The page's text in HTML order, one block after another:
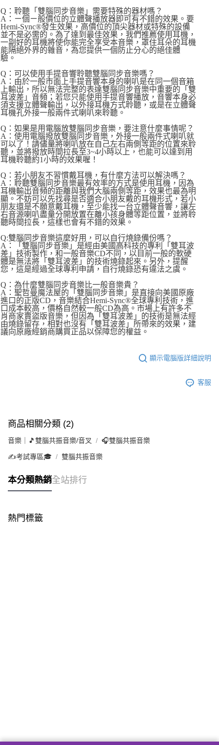
Q：聆聽「雙腦同步音樂」需要特殊的器材嗎？
A：ㄧ個ㄧ般價位的立體聲播放器即可有不錯的效果。要
Hemi-Sync®發生效果，高價位的頂尖器材或特殊的設備
並不是必需的。為了達到最佳效果，我們推薦使用耳機，
一副好的耳機將使你能完全享受本音樂，罩住耳朵的耳機
能隔絕外界的雜音，為您提供一個防止分心的絕佳體
驗。
Q：可以使用手提音響聆聽雙腦同步音樂嗎？
A：由於一般市面上手提音響本身的喇叭是在同一個音箱
上輸出，所以無法完整的表達雙腦同步音樂中重要的「雙
耳波差」音頻；若您只能使用手提音響播放，音響本身必
須支援立體聲輸出，以外接耳機方式聆聽，或是在立體聲
耳機孔外接一般兩件式喇叭來聆聽。
Q：如果是用電腦放雙腦同步音樂，要注意什麼事情呢？
A：使用電腦撥放雙腦同步音樂，外接一般兩件式喇叭就
可以了！請儘量將喇叭放在自己左右兩側等距的位置來聆
聽，並將撥放時間拉長至3~4小時以上，也能可以達到用
耳機聆聽約1小時的效果喔！
Q：若小朋友不習慣戴耳機，有什麼方法可以解決嗎？
A：聆聽雙腦同步音樂最有效率的方式是使用耳機，因為
耳機輸出音頻的距離與我們大腦兩側等距，效果也最為明
顯。不妨可以先找尋是否適合小朋友戴的耳機形式，若小
朋友還是不願意戴耳機，至少能找一台立體聲音響，讓左
右音源喇叭盡量分開放置在離小孩身體等距位置，並將聆
聽時間拉長，這樣也會有不錯的效果。
Q:雙腦同步音樂這麼好用，可以自行燒錄備份嗎？
A：「雙腦同步音樂」是經由美國高科技的專利「雙耳波
差」技術製作，和一般音樂CD不同，以目前一般的軟硬
體是無法將「雙耳波差」的技術燒錄起來。另外，提醒
您，這是經過全球專利申請，自行燒錄恐有違法之虞。
Q：為什麼雙腦同步音樂比一般音樂貴？
A：聖哲曼魔法屋的「雙腦同步音樂」是直接向美國原廠
進口的正版CD，音樂結合Hemi-Sync®全球專利技術，進
口成本較高，價格自然較一般CD為高。市場上有許多不
肖商家賣盜版音樂，但因為「雙耳波差」的技術是無法經
由燒錄留存，相對也沒有「雙耳波差」所帶來的效果，建
議向原廠經銷商購買正品以保障您的權益。
顯示電腦版詳細說明
客服
商品相關分類 (2)
音樂｜🎵雙腦共振音樂/音叉 🎧雙腦共振音樂
✍️考試專區🎓 雙腦共振音樂
本分類熱銷全站排行
熱門標籤